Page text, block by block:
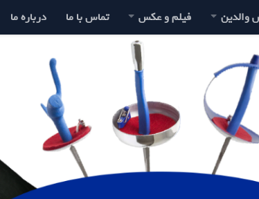
والدین فیلم و عکس تماس با ما درباره ما